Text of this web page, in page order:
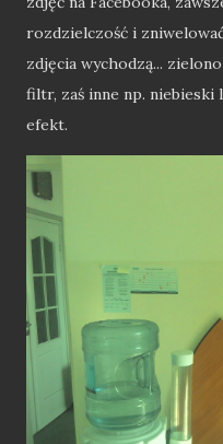
rozdzielczość i
zdjęcia wychodzą...
filtr, zaś inne np. niebieski
efekt.